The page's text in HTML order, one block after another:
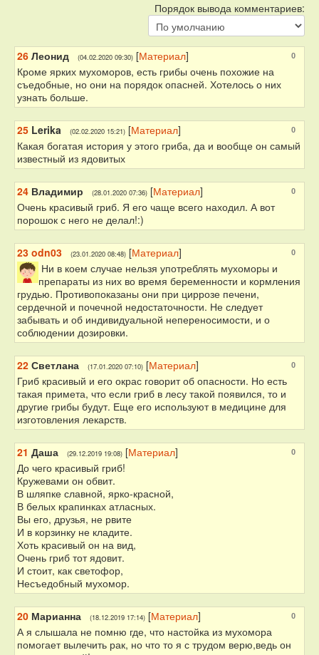
Порядок вывода комментариев:
0
26 Леонид (04.02.2020 09:30) [Материал]
Кроме ярких мухоморов, есть грибы очень похожие на
съедобные, но они на порядок опасней. Хотелось о них
узнать больше.
0
25 Lerika (02.02.2020 15:21) [Материал]
Какая богатая история у этого гриба, да и вообще он самый
известный из ядовитых
0
24 Владимир (28.01.2020 07:36) [Материал]
Очень красивый гриб. Я его чаще всего находил. А вот
порошок с него не делал!:)
0
23 odn03 (23.01.2020 08:48) [Материал]
Ни в коем случае нельзя употреблять мухоморы и
препараты из них во время беременности и кормления
грудью. Противопоказаны они при циррозе печени,
сердечной и почечной недостаточности. Не следует
забывать и об индивидуальной непереносимости, и о
соблюдении дозировки.
0
22 Светлана (17.01.2020 07:10) [Материал]
Гриб красивый и его окрас говорит об опасности. Но есть
такая примета, что если гриб в лесу такой появился, то и
другие грибы будут. Еще его используют в медицине для
изготовления лекарств.
0
21 Даша (29.12.2019 19:08) [Материал]
До чего красивый гриб!
Кружевами он обвит.
В шляпке славной, ярко-красной,
В белых крапинках атласных.
Вы его, друзья, не рвите
И в корзинку не кладите.
Хоть красивый он на вид,
Очень гриб тот ядовит.
И стоит, как светофор,
Несъедобный мухомор.
0
20 Марианна (18.12.2019 17:14) [Материал]
А я слышала не помню где, что настойка из мухомора
помогает вылечить рак, но что то я с трудом верю,ведь он